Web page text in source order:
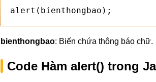
alert(bienthongbao);
bienthongbao: Biến chứa thông báo chữ.
Code Hàm alert() trong